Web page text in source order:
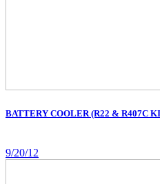
BATTERY COOLER (R22 & R407C
9/20/12